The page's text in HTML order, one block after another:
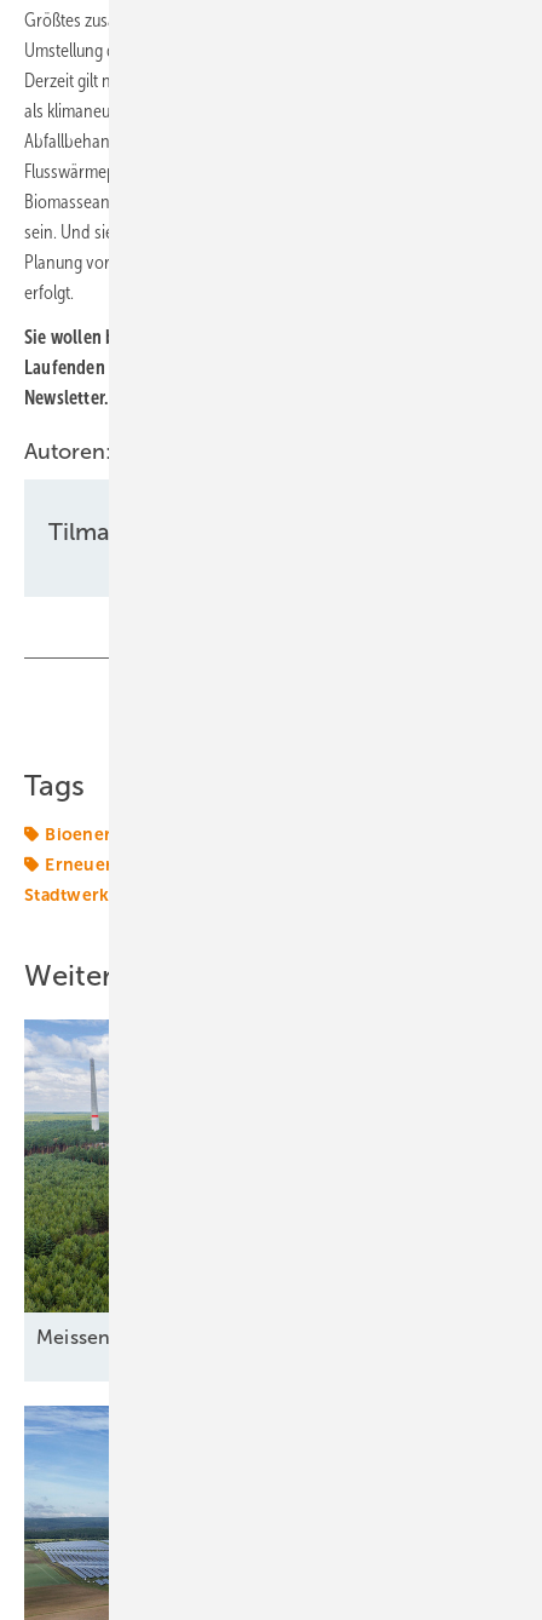
Größtes zusammenhängendes Vorhaben der Mannheimer aber ist die
Umstellung der Fernwärme auf Erneuerbare-Energien-Anlagen.
Derzeit gilt nur ein Drittel der Wärmezufuhr der Fernwärmeversorgung
als klimaneutral, wofür die Wärme aus einer Thermischen
Abfallbehandlungsanlage in Mannheim sorgt. Nach Zubau einer
Flusswärmepumpe, einer Klärschlammverwertung und einer
Biomasseanlage soll die Fernwärme 2024 zu zwei Dritteln klimaneutral
sein. Und sieben weitere Infrastrukturprojekte sieht die MVV-Energie-
Planung vor, damit die Fernwärme bis 2030 vollständig klimaneutral
erfolgt.
Sie wollen bei der Energiewende in Kommunen auf dem
Laufenden bleiben ? Abonnieren Sie unseren kostenlosen
Newsletter.
Autoren:
Tilman Weber
Tags
Bioenergie
Erneuerbare in Kommunen
Stadtwerke
Weitere Inhalte
Mei ssener